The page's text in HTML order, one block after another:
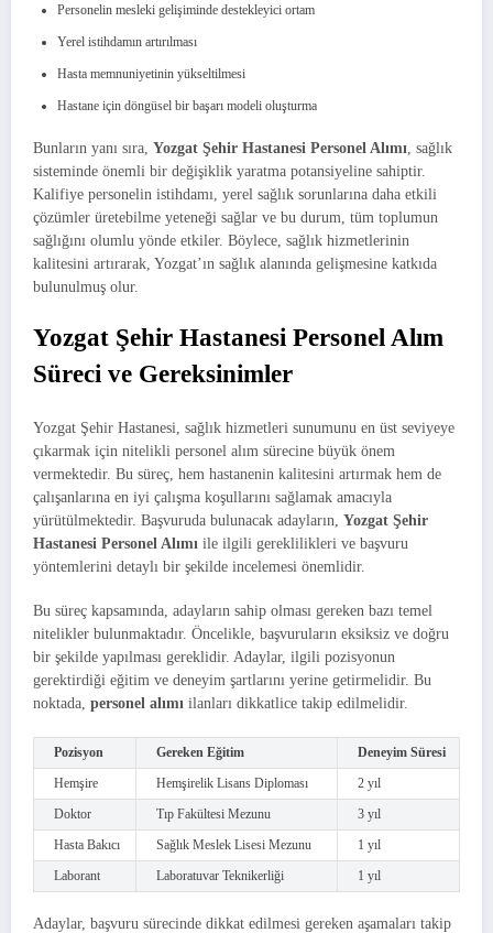
Personelin mesleki gelişiminde destekleyici ortam
Yerel istihdamın artırılması
Hasta memnuniyetinin yükseltilmesi
Hastane için döngüsel bir başarı modeli oluşturma
Bunların yanı sıra, Yozgat Şehir Hastanesi Personel Alımı , sağlık
sisteminde önemli bir değişiklik yaratma potansiyeline sahiptir.
Kalifiye personelin istihdamı, yerel sağlık sorunlarına daha etkili
çözümler üretebilme yeteneği sağlar ve bu durum, tüm toplumun
sağlığını olumlu yönde etkiler. Böylece, sağlık hizmetlerinin
kalitesini artırarak, Yozgat’ın sağlık alanında gelişmesine katkıda
bulunulmuş olur.
Yozgat Şehir Hastanesi Personel Alım
Süreci ve Gereksinimler
Yozgat Şehir Hastanesi, sağlık hizmetleri sunumunu en üst seviyeye
çıkarmak için nitelikli personel alım sürecine büyük önem
vermektedir. Bu süreç, hem hastanenin kalitesini artırmak hem de
çalışanlarına en iyi çalışma koşullarını sağlamak amacıyla
yürütülmektedir. Başvuruda bulunacak adayların, Yozgat Şehir
Hastanesi Personel Alımı ile ilgili gereklilikleri ve başvuru
yöntemlerini detaylı bir şekilde incelemesi önemlidir.
Bu süreç kapsamında, adayların sahip olması gereken bazı temel
nitelikler bulunmaktadır. Öncelikle, başvuruların eksiksiz ve doğru
bir şekilde yapılması gereklidir. Adaylar, ilgili pozisyonun
gerektirdiği eğitim ve deneyim şartlarını yerine getirmelidir. Bu
noktada, personel alımı ilanları dikkatlice takip edilmelidir.
Pozisyon Gereken Eğitim
Deneyim Süresi
Hemşire
Hemşirelik Lisans Diploması
2 yıl
Doktor
Tıp Fakültesi Mezunu
3 yıl
Hasta Bakıcı
Sağlık Meslek Lisesi Mezunu
1 yıl
Laborant
Laboratuvar Teknikerliği 1 yıl
Adaylar, başvuru sürecinde dikkat edilmesi gereken aşamaları takip